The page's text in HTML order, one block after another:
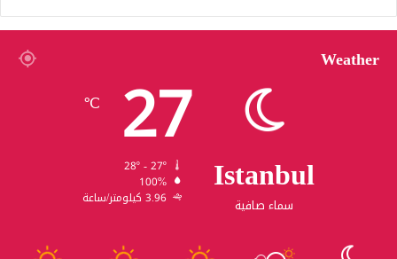
Weather
Istanbul
سماء صافية
27
℃
100%
3.96 كيلومتر/ساعة